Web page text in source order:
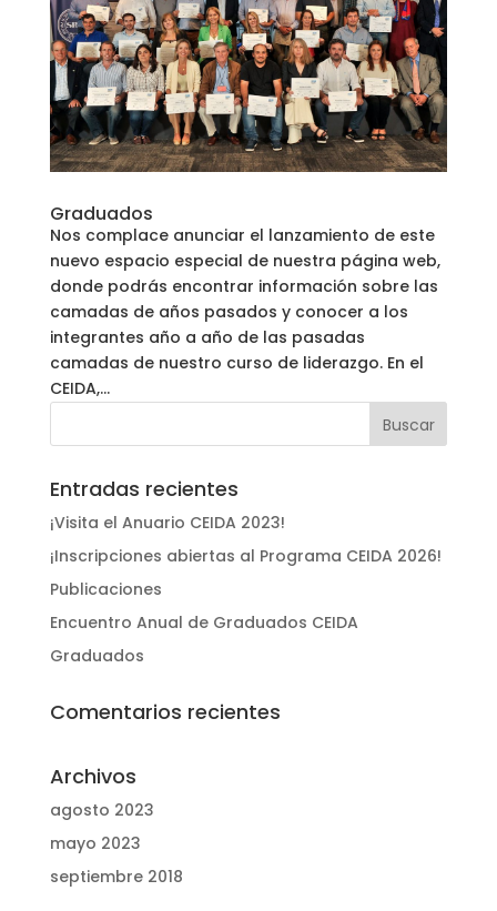
Graduados
Nos complace anunciar el lanzamiento de este
nuevo espacio especial de nuestra página web,
donde podrás encontrar información sobre las
camadas de años pasados y conocer a los
integrantes año a año de las pasadas
camadas de nuestro curso de liderazgo. En el
CEIDA,...
Entradas recientes
¡Visita el Anuario CEIDA 2023!
¡Inscripciones abiertas al Programa CEIDA 2026!
Publicaciones
Encuentro Anual de Graduados CEIDA
Graduados
Comentarios recientes
Archivos
agosto 2023
mayo 2023
septiembre 2018